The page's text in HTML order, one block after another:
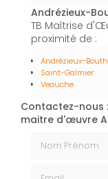
Andrézieux-
TB Maîtrise
proximité de :
Andrézieux-
Saint-Galmier
Veauche
Contactez-nous
maitre d'œuvre